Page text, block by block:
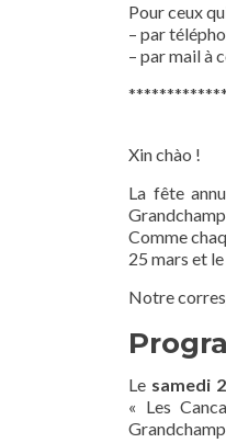
Pour ceux
– par
– par mail à
Xin chào !
La fête
Comme
25 mars et
Notre
Le samedi
« Les